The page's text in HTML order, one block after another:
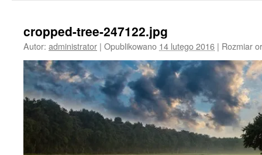
cropped-tree-247122.jpg
Autor: administrator | Opublikowano 14 lutego 2016 | Rozmiar